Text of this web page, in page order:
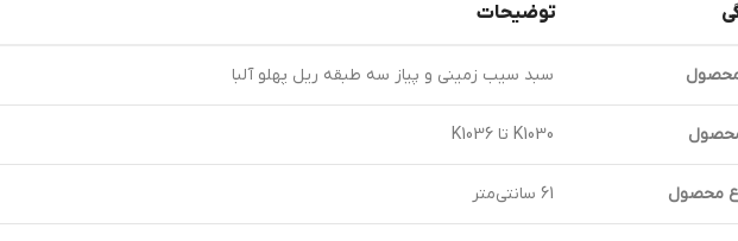
توضیحات
محصول سبد سیب زمینی و پیاز سه طبقه ریل پهلو آلبا
K1030 تا K1036
محصول 61 سانتی‌متر